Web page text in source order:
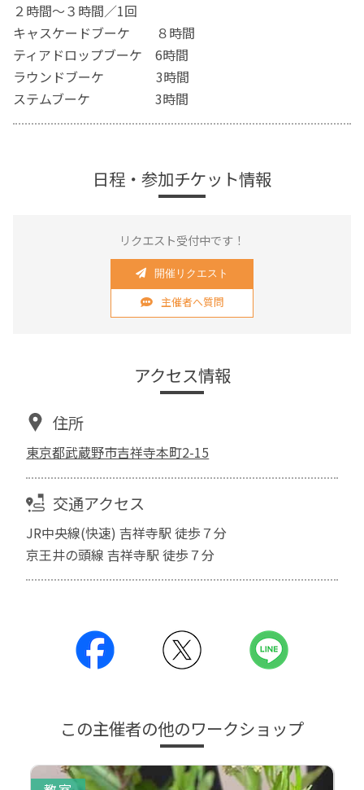
２時間〜３時間／1回
キャスケードブーケ ８時間
ティアドロップブーケ 6時間
ラウンドブーケ 3時間
ステムブーケ 3時間
日程・参加チケット情報
リクエスト受付中です！
開催リクエスト
主催者へ質問
アクセス情報
住所
東京都武蔵野市吉祥寺本町2-15
交通アクセス
JR中央線(快速) 吉祥寺駅 徒歩７分
京王井の頭線 吉祥寺駅 徒歩７分
この主催者の他のワークショップ